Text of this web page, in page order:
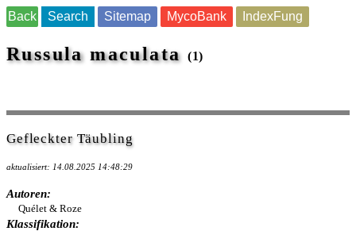
Back Search Sitemap MycoBank IndexFung
Russula maculata (1)
Gefleckter Täubling
aktualisiert: 14.08.2025 14:48:29
Autoren:
Quélet & Roze
Klassifikation: